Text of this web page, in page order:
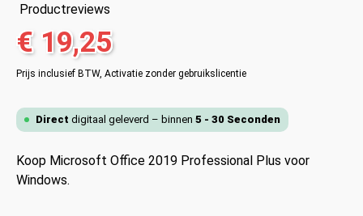
Productreviews
€ 19,25
Prijs inclusief BTW, Activatie zonder gebruikslicentie
Direct digitaal geleverd – binnen 5 - 30 Seconden
Koop Microsoft Office 2019 Professional Plus voor
Windows.